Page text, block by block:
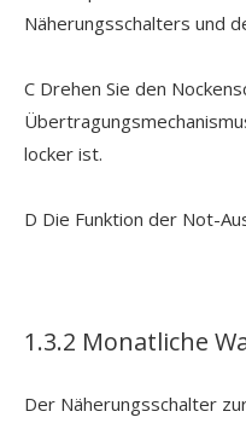
Näherungsschalters und
C Drehen Sie den
locker ist.
D Die Funktion der Not-
1.3.2 Monatliche
Der Näherungsschalter